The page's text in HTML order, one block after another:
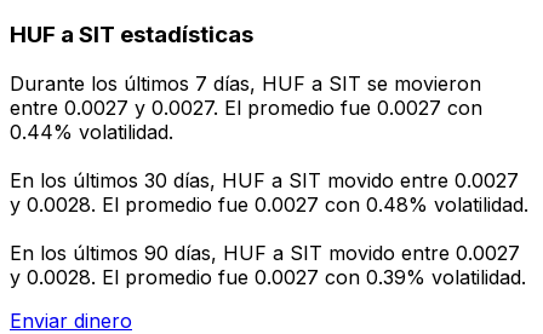
HUF a SIT estadísticas
Durante los últimos 7 días, HUF a SIT se movieron
entre 0.0027 y 0.0027. El promedio fue 0.0027 con
0.44% volatilidad.
En los últimos 30 días, HUF a SIT movido entre 0.0027
y 0.0028. El promedio fue 0.0027 con 0.48% volatilidad.
En los últimos 90 días, HUF a SIT movido entre 0.0027
y 0.0028. El promedio fue 0.0027 con 0.39% volatilidad.
Enviar dinero